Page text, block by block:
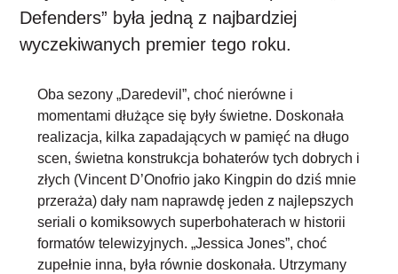
Defenders” była jedną z najbardziej
wyczekiwanych premier tego roku.
Oba sezony „Daredevil”, choć nierówne i
momentami dłużące się były świetne. Doskonała
realizacja, kilka zapadających w pamięć na długo
scen, świetna konstrukcja bohaterów tych dobrych i
złych (Vincent D’Onofrio jako Kingpin do dziś mnie
przeraża) dały nam naprawdę jeden z najlepszych
seriali o komiksowych superbohaterach w historii
formatów telewizyjnych. „Jessica Jones”, choć
zupełnie inna, była równie doskonała. Utrzymany